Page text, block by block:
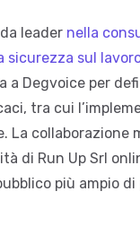
leader nella
sicurezza sul
a Degvoice per
tra cui
La collaborazione
di Run Up Srl
più ampio